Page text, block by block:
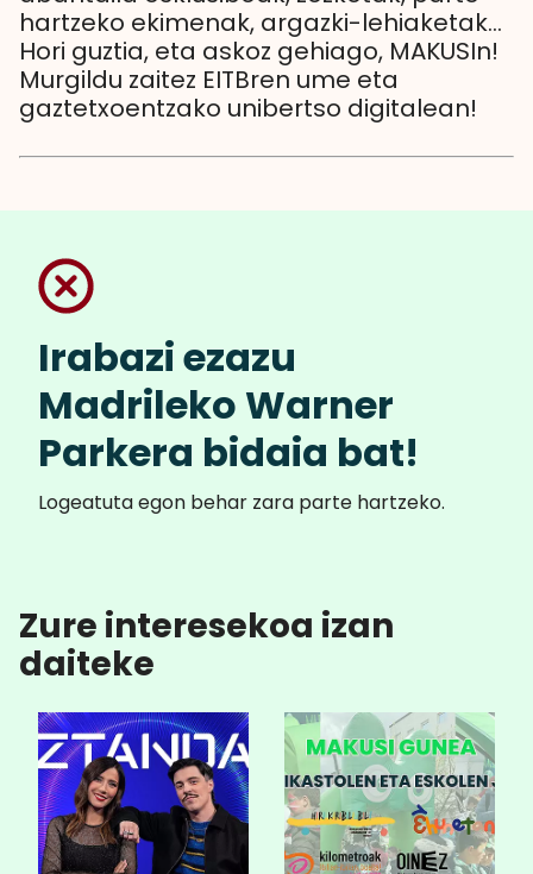
hartzeko ekimenak, argazki-lehiaketak...
Hori guztia, eta askoz gehiago, MAKUSIn!
Murgildu zaitez EITBren ume eta
gaztetxoentzako unibertso digitalean!
Irabazi ezazu
Madrileko Warner
Parkera bidaia bat!
Logeatuta egon behar zara parte hartzeko.
Zure interesekoa izan
daiteke